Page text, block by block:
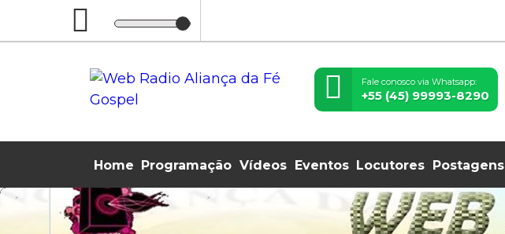
Fale conosco via Whatsapp:
+55 (45) 99993-8290
Home Programação Vídeos Eventos Locutores Postagens